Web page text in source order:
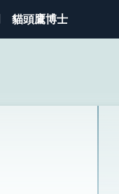
貓頭鷹博士